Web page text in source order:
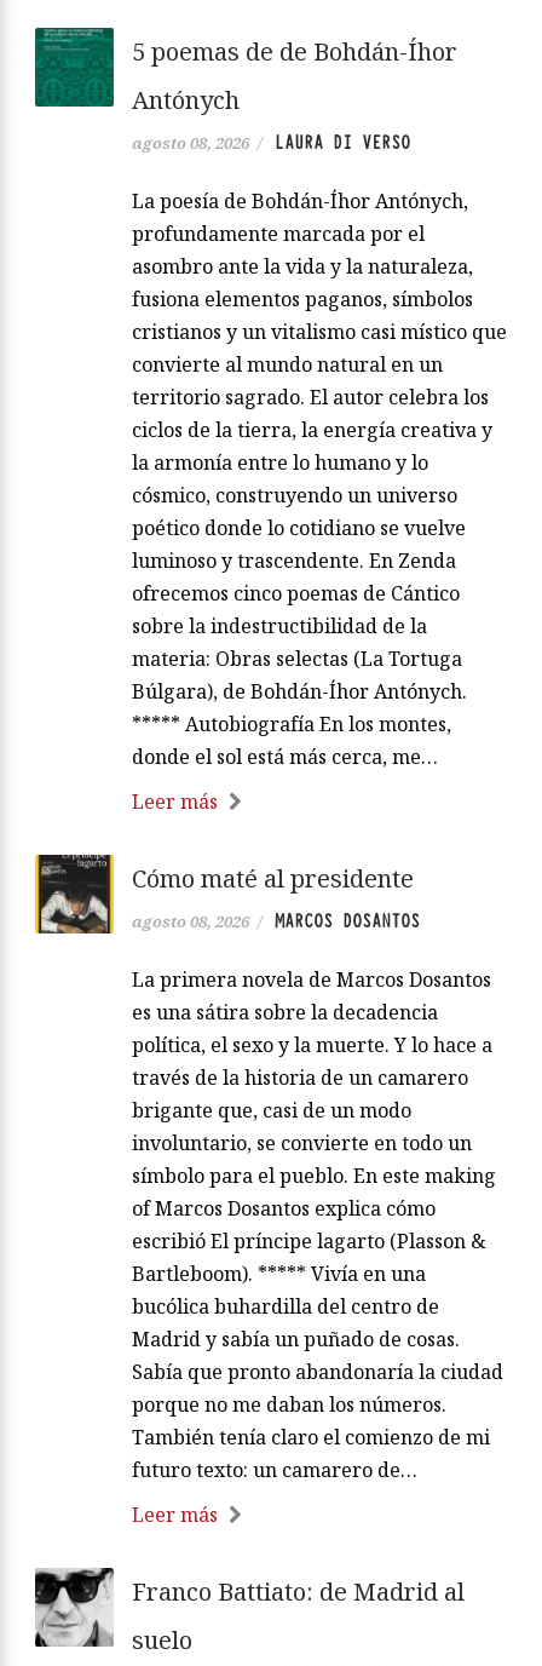
5 poemas de de Bohdán-Íhor
Antónych
agosto 08, 2026 / LAURA DI VERSO
La poesía de Bohdán-Íhor Antónych,
profundamente marcada por el
asombro ante la vida y la naturaleza,
fusiona elementos paganos, símbolos
cristianos y un vitalismo casi místico que
convierte al mundo natural en un
territorio sagrado. El autor celebra los
ciclos de la tierra, la energía creativa y
la armonía entre lo humano y lo
cósmico, construyendo un universo
poético donde lo cotidiano se vuelve
luminoso y trascendente. En Zenda
ofrecemos cinco poemas de Cántico
sobre la indestructibilidad de la
materia: Obras selectas (La Tortuga
Búlgara), de Bohdán-Íhor Antónych.
***** Autobiografía En los montes,
donde el sol está más cerca, me…
Leer más
Cómo maté al presidente
agosto 08, 2026 / MARCOS DOSANTOS
La primera novela de Marcos Dosantos
es una sátira sobre la decadencia
política, el sexo y la muerte. Y lo hace a
través de la historia de un camarero
brigante que, casi de un modo
involuntario, se convierte en todo un
símbolo para el pueblo. En este making
of Marcos Dosantos explica cómo
escribió El príncipe lagarto (Plasson &
Bartleboom). ***** Vivía en una
bucólica buhardilla del centro de
Madrid y sabía un puñado de cosas.
Sabía que pronto abandonaría la ciudad
porque no me daban los números.
También tenía claro el comienzo de mi
futuro texto: un camarero de…
Leer más
Franco Battiato: de Madrid al
suelo